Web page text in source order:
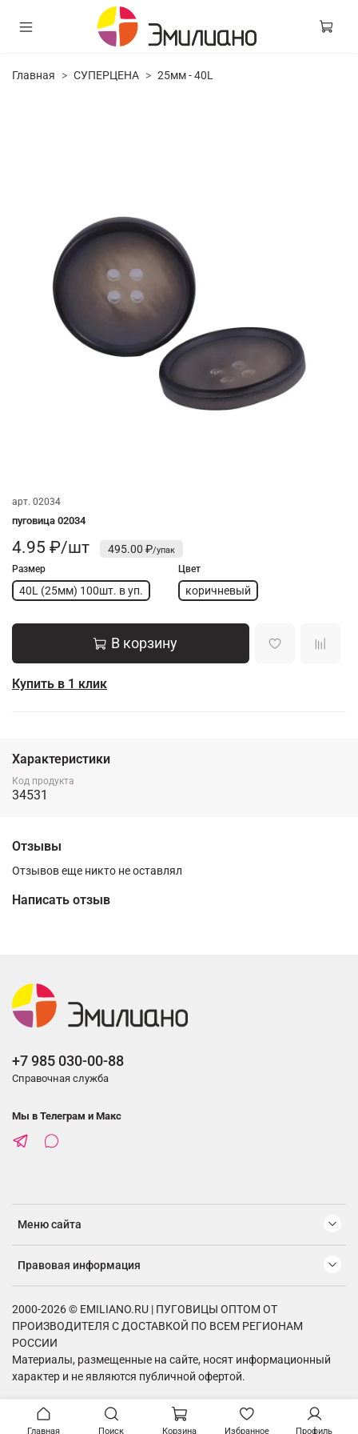
Главная СУПЕРЦЕНА 25мм - 40L
арт. 02034
пуговица 02034
4.95 ₽/шт 495.00 ₽
Размер
40L (25мм) 100шт. в уп.
Цвет
коричневый
В корзину
Купить в 1 клик
Характеристики
Код продукта
34531
Отзывы
Отзывов еще никто не оставлял
Написать отзыв
Меню сайта
Правовая информация
+7 985 030-00-88
Справочная служба
Мы в Телеграм и Макс
2000-2026 © EMILIANO.RU | ПУГОВИЦЫ ОПТОМ ОТ
ПРОИЗВОДИТЕЛЯ С ДОСТАВКОЙ ПО ВСЕМ РЕГИОНАМ
РОССИИ
Материалы, размещенные на сайте, носят информационный
характер и не являются публичной офертой.
Главная Поиск Корзина Избранное Профиль